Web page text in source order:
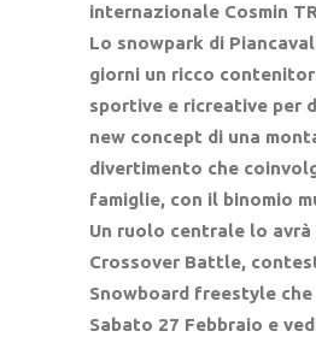
internazionale Cosmin
Lo snowpark di
giorni un ricco
sportive e ricreative per
new concept di una
divertimento che
famiglie, con il binomio
Un ruolo centrale lo avrà
Crossover Battle,
Snowboard freestyle
Sabato 27 Febbraio e